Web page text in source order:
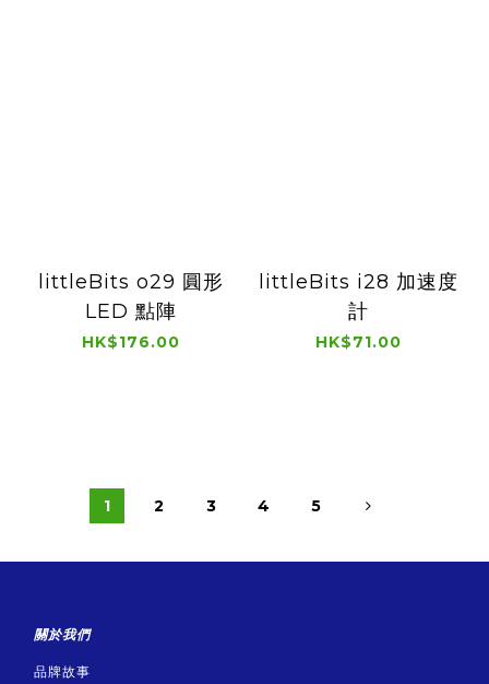
littleBits o29 圓形
LED 點陣
HK$176.00
littleBits i28 加速度
計
HK$71.00
1 2 3 4 5
關於我們
品牌故事